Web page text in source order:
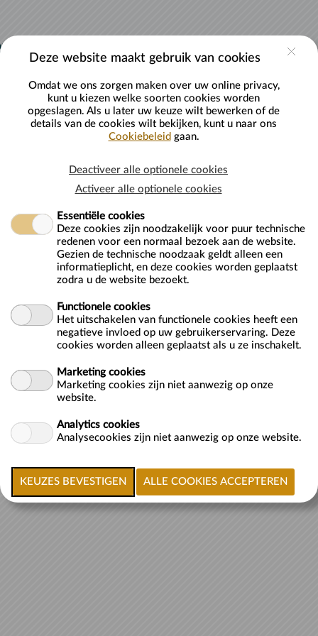
Er heeft zich een interne fout voorgedaan
Cookiebeleid Toegankelijkheidsbeleid Privacybeleid
Deze website maakt gebruik van cookies
Omdat we ons zorgen maken over uw online privacy,
kunt u kiezen welke soorten cookies worden
opgeslagen. Als u later uw keuze wilt bewerken of de
details van de cookies wilt bekijken, kunt u naar ons
Cookiebeleid gaan.
Deactiveer alle optionele cookies
Activeer alle optionele cookies
Essentiële cookies
Deze cookies zijn noodzakelijk voor puur technische
redenen voor een normaal bezoek aan de website.
Gezien de technische noodzaak geldt alleen een
informatieplicht, en deze cookies worden geplaatst
zodra u de website bezoekt.
Functionele cookies
Het uitschakelen van functionele cookies heeft een
negatieve invloed op uw gebruikerservaring. Deze
cookies worden alleen geplaatst als u ze inschakelt.
Marketing cookies
Marketing cookies zijn niet aanwezig op onze
website.
Analytics cookies
Analysecookies zijn niet aanwezig op onze website.